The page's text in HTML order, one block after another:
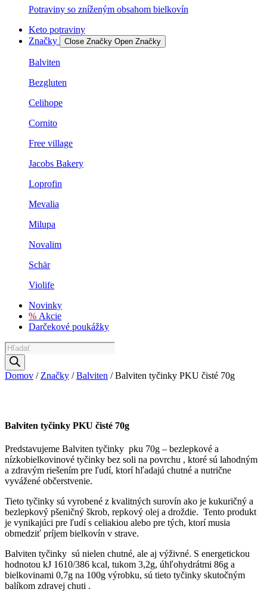
Potraviny so zníženým obsahom bielkovín
Keto potraviny
Značky
Close Značky Open Značky
Balviten
Bezgluten
Celihope
Cornito
Free village
Jacobs Bakery
Loprofin
Mevalia
Milupa
Novalim
Schär
Violife
Novinky
% Akcie
Darčekové poukážky
Products
search
Domov / Značky /Balviten / Balviten tyčinky PKU čisté 70g
Balviten tyčinky PKU čisté 70g
Predstavujeme Balviten tyčinky pku 70g – bezlepkové a
nízkobielkovinové tyčinky bez soli na povrchu , ktoré sú lahodným
a zdravým riešením pre ľudí, ktorí hľadajú chutné a nutrične
vyvážené občerstvenie.
Tieto tyčinky sú vyrobené z kvalitných surovín ako je kukuričný a
bezlepkový pšeničný škrob, repkový olej a droždie. Tento produkt
je vynikajúci pre ľudí s celiakiou alebo pre tých, ktorí musia
obmedziť príjem bielkovín v strave.
Balviten tyčinky sú nielen chutné, ale aj výživné. S energetickou
hodnotou kJ 1610/386 kcal, tukom 3,2g, úhľohydrátmi 86g a
bielkovinami 0,7g na 100g výrobku, sú tieto tyčinky skutočným
balíkom zdravej chuti .